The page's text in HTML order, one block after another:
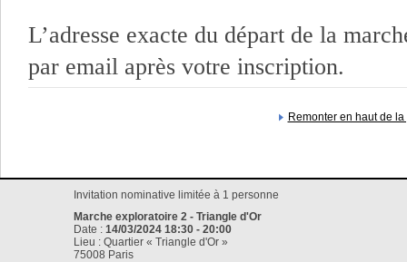
L’adresse exacte du départ de la
par email après votre inscription.
Remonter en haut de la
Invitation nominative limitée à 1 personne
Marche exploratoire 2 - Triangle d'Or
Date : 14/03/2024 18:30 - 20:00
Lieu : Quartier « Triangle d'Or »
75008 Paris